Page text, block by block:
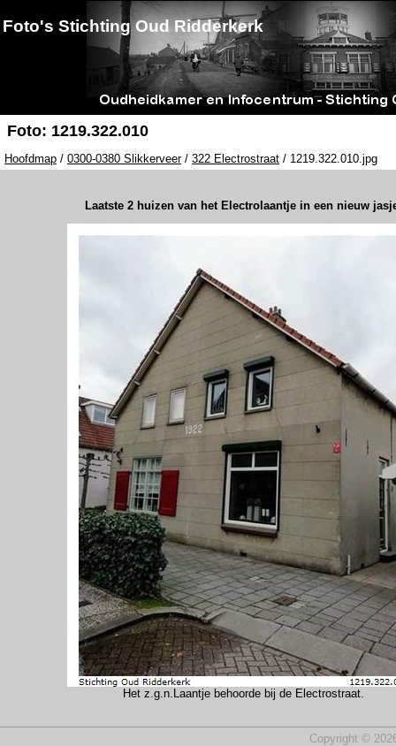
Foto's Stichting Oud Ridderkerk
Foto: 1219.322.010
Hoofdmap / 0300-0380 Slikkerveer/ 322 Electrostraat / 1219.322.010.jpg
Laatste 2 huizen van het Electrolaantje in een nieuw
Het z.g.n.Laantje behoorde bij de Electrostraat.
Copyright ©